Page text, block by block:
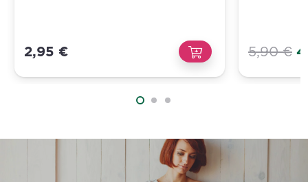
2,95 € 5,90€